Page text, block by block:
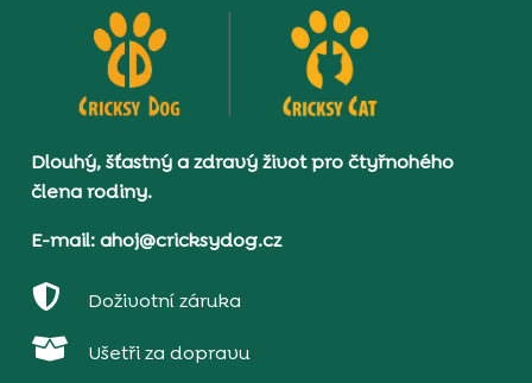
Dlouhý, šťastný a zdravý život pro čtyřnohého
člena rodiny.
E-mail: ahoj@cricksydog.cz
 Doživotní záruka
 Ušetři za dopravu